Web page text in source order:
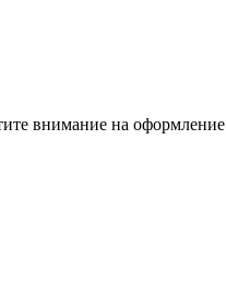
внимание на оформление